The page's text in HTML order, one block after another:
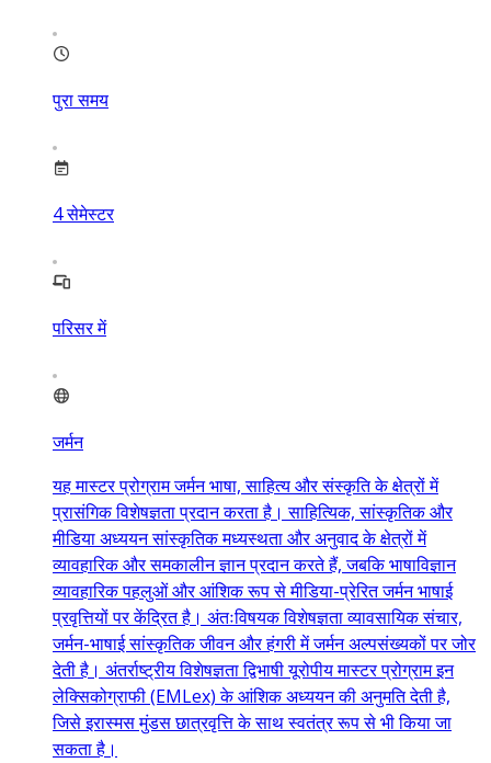
पुरा समय
4सेमेस्टर
परिसर में
जर्मन
यह मास्टर प्रोग्राम जर्मन भाषा, साहित्य और संस्कृति के क्षेत्रों में
प्रासंगिक विशेषज्ञता प्रदान करता है। साहित्यिक, सांस्कृतिक और
मीडिया अध्ययन सांस्कृतिक मध्यस्थता और अनुवाद के क्षेत्रों में
व्यावहारिक और समकालीन ज्ञान प्रदान करते हैं, जबकि भाषाविज्ञान
व्यावहारिक पहलुओं और आंशिक रूप से मीडिया-प्रेरित जर्मन भाषाई
प्रवृत्तियों पर केंद्रित है। अंतःविषयक विशेषज्ञता व्यावसायिक संचार,
जर्मन-भाषाई सांस्कृतिक जीवन और हंगरी में जर्मन अल्पसंख्यकों पर जोर
देती है। अंतर्राष्ट्रीय विशेषज्ञता द्विभाषी यूरोपीय मास्टर प्रोग्राम इन
लेक्सिकोग्राफी (EMLex) के आंशिक अध्ययन की अनुमति देती है,
जिसे इरास्मस मुंडस छात्रवृत्ति के साथ स्वतंत्र रूप से भी किया जा
सकता है।